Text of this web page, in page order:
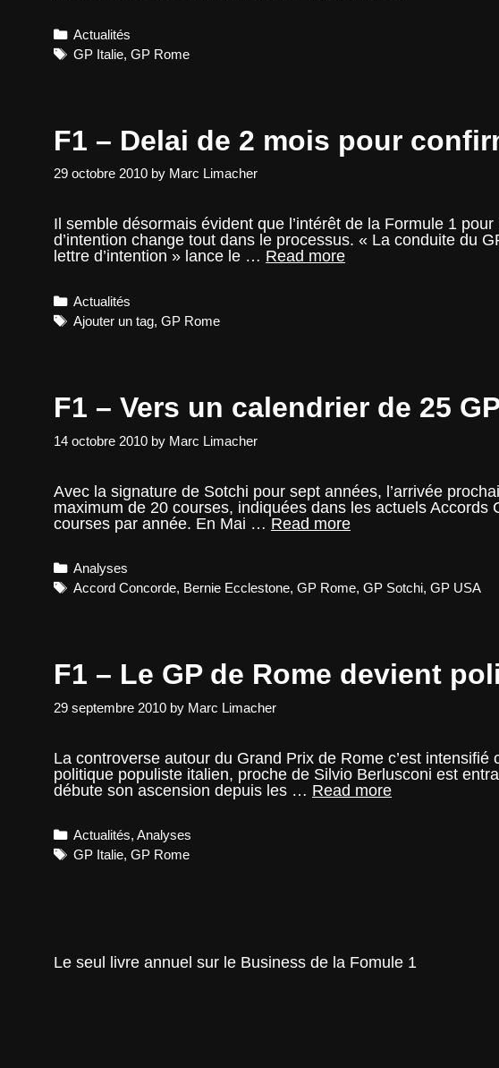
Categories
Actualités
Tags
GP Italie,GP Rome
F1 – Delai de 2 mois pour
29 octobre 2010 by Marc Limacher
Il semble désormais évident que l’intérêt de la Formule 1
d’intention change tout dans le processus. « La conduite du
lettre d’intention » lance le … Read moreF1
GP
de
Categories
Actualités
Tags
Ajouter un tag,GP Rome
F1 – Vers un calendrier de 25
14 octobre 2010 by Marc Limacher
Avec la signature de Sotchi pour sept années, l’arrivée
maximum de 20 courses, indiquées dans les actuels
courses par année. En Mai … Read moreF1
calendrier
Categories
Analyses
Tags
Accord Concorde, Bernie Ecclestone,GP Rome,GP Sotchi,GP USA
F1 – Le GP de Rome devient
29 septembre 2010 by Marc Limacher
La controverse autour du Grand Prix de Rome c’est
politique populiste italien, proche de Silvio Berlusconi est
débute son ascension depuis les … Read moreF1
Categories
Actualités,Analyses
Tags
GP Italie,GP Rome
Le seul livre annuel sur le Business de la Fomule 1